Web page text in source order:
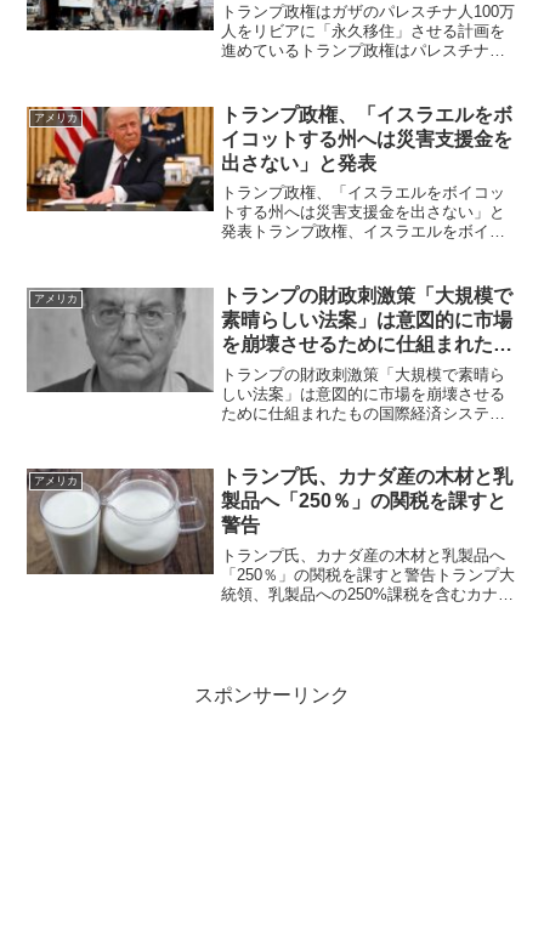
トランプ政権はガザのパレスチナ人100万
人をリビアに「永久移住」させる計画を
進めているトランプ政権はパレスチナ人
パレスチナ人をガザ地区からリビアに恒
久的に移住さ...
アメリカ
トランプ政権、「イスラエルをボ
イコットする州へは災害支援金を
出さない」と発表
トランプ政権、「イスラエルをボイコッ
トする州へは災害支援金を出さない」と
発表トランプ政権、イスラエルをボイコ
エル企業をボイコットすることを選択し
た場合、州や都市は自然災...
アメリカ
トランプの財政刺激策「大規模で
素晴らしい法案」は意図的に市場
を崩壊させるために仕組まれたも
の
トランプの財政刺激策「大規模で素晴ら
しい法案」は意図的に市場を崩壊させる
ために仕組まれたもの国際経済システム
ことを意味する竹下雅敏氏からの情報で
す。 動画の内容はと...
アメリカ
トランプ氏、カナダ産の木材と乳
製品へ「250％」の関税を課すと
警告
トランプ氏、カナダ産の木材と乳製品へ
「250％」の関税を課すと警告トランプ大
統領、乳製品への250%課税を含むカナダ
スポンサーリンク